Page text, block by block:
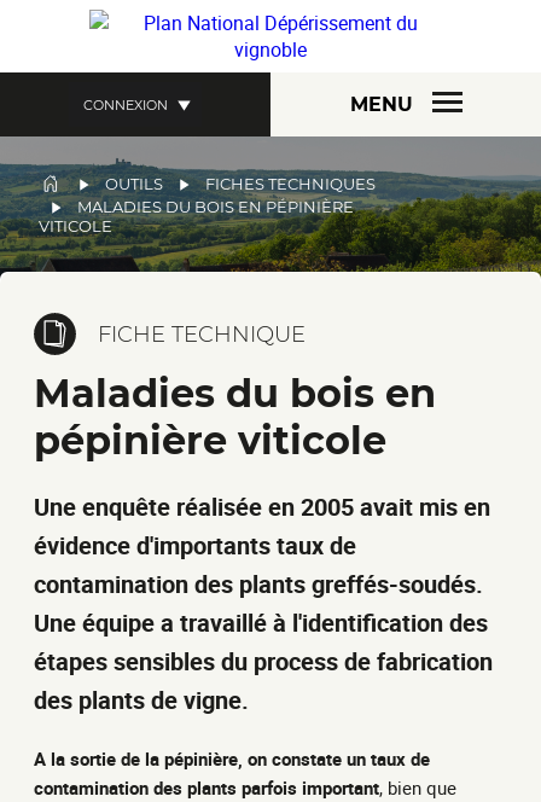
contenu
CONNEXION MENU
FIL
D'ARIANE
OUTILS
FICHES TECHNIQUES
MALADIES DU BOIS EN PÉPINIÈRE
VITICOLE
FICHE TECHNIQUE
Maladies du bois en
pépinière viticole
Une enquête réalisée en 2005 avait mis en
évidence d'importants taux de
contamination des plants greffés-soudés.
Une équipe a travaillé à l'identification des
étapes sensibles du process de fabrication
des plants de vigne.
A la sortie de la pépinière, on constate un taux de
contamination des plants parfois important, bien que